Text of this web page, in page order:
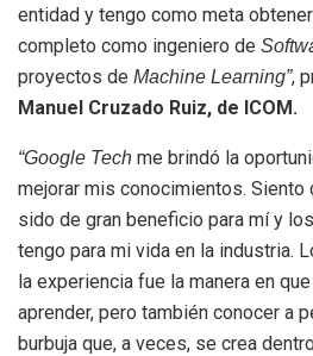
entidad y tengo como meta
completo como ingeniero de
proyectos de Machine Learning”,
Manuel Cruzado Ruiz, de ICOM.
“Google Tech me brindó la
mejorar mis conocimientos. Siento
sido de gran beneficio para mí y
tengo para mi vida en la industria.
la experiencia fue la manera en
aprender, pero también conocer a
burbuja que, a veces, se crea